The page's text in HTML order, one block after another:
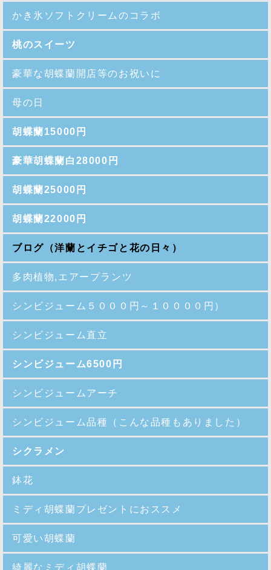
かき氷ソフトクリームのコラボ
桃のスイーツ
豪華な胡蝶蘭開店等のお祝いに
母の日
胡蝶蘭15000円
豪華胡蝶蘭白28000円
胡蝶蘭25000円
胡蝶蘭22000円
ブログ（洋蘭とイチゴと花の日々）
多肉植物,エアープランツ
シンビジューム５０００円～１００００円）
シンビジューム直立
シンビジューム6500円
シンビジュームアーチ
シンビジューム品種 （こんな品種もありました）
シクラメン
鉢花
ミディ胡蝶蘭プレゼントにおススメ
可愛い胡蝶蘭
綺麗なミディ胡蝶蘭